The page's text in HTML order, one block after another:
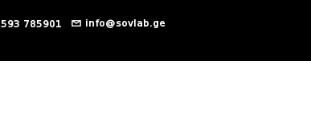
593 785901 info@sovlab.ge